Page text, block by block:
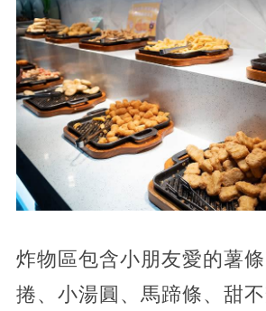
炸物區包含小朋友愛的薯
捲、小湯圓、馬蹄條、甜不